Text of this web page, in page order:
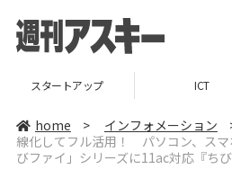
ICT アス
home > インフォメーション
線化してフル活用！ パソコン、スマ
びファイ」シリーズに11ac対応『ち